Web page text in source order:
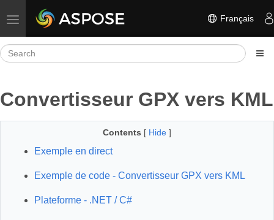
Toggle navigation Français
Convertisseur GPX vers KML
Contents [ Hide ]
Exemple en direct
Exemple de code - Convertisseur GPX vers KML
Plateforme - .NET / C#